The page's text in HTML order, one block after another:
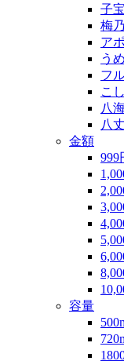
子
梅
ア
う
フ
こ
八
八
金額
999
容量